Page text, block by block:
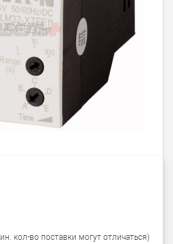
кол-во поставки могут отличаться)